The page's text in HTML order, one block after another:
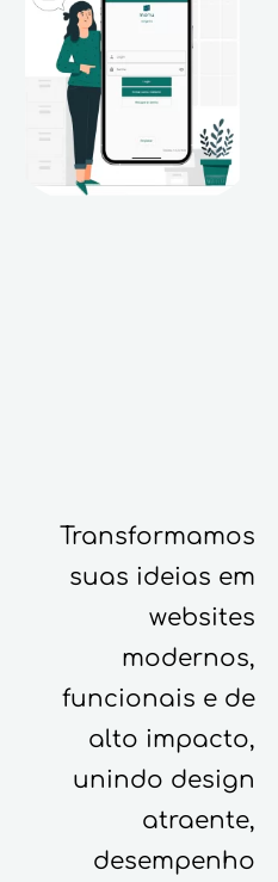
Transformamos
suas ideias em
websites
modernos,
funcionais e de
alto impacto,
unindo design
atraente,
desempenho